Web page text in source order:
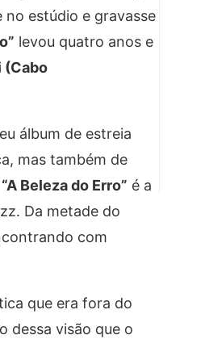
estúdio e gravasse
levou quatro anos e
(Cabo
álbum de estreia
mas também de
“A Beleza do Erro” é a
Da metade do
com
que era fora do
dessa visão que o